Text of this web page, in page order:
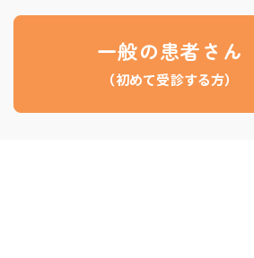
一般の患者さん
（初めて受診する方）